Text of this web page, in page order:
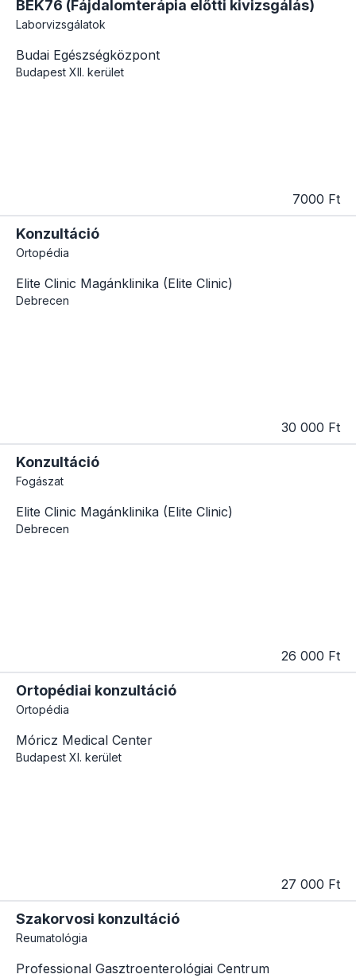
BEK76 (Fájdalomterápia előtti kivizsgálás)
Laborvizsgálatok
Budai Egészségközpont
Budapest XII. kerület
7000 Ft
Konzultáció
Ortopédia
Elite Clinic Magánklinika (Elite Clinic)
Debrecen
30 000 Ft
Konzultáció
Fogászat
Elite Clinic Magánklinika (Elite Clinic)
Debrecen
26 000 Ft
Ortopédiai konzultáció
Ortopédia
Móricz Medical Center
Budapest XI. kerület
27 000 Ft
Szakorvosi konzultáció
Reumatológia
Professional Gasztroenterológiai Centrum